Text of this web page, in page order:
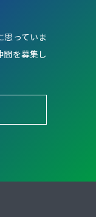
っていま
を募集し